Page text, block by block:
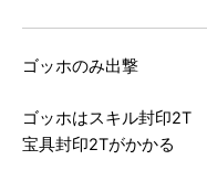
ゴッホのみ出撃
ゴッホはスキル封印2T
宝具封印2Tがかかる